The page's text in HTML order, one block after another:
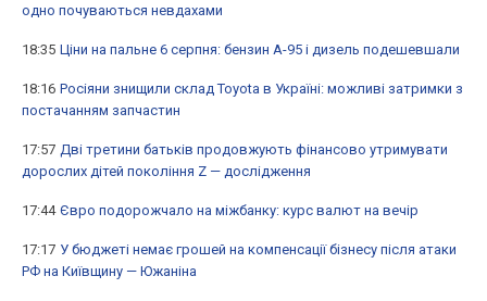
одно почуваються невдахами
18:35 Ціни на пальне 6 серпня: бензин А-95 і дизель подешевшали
18:16 Росіяни знищили склад Toyota в Україні: можливі затримки з
постачанням запчастин
17:57 Дві третини батьків продовжують фінансово утримувати
дорослих дітей покоління Z — дослідження
17:44 Євро подорожчало на міжбанку: курс валют на вечір
17:17 У бюджеті немає грошей на компенсації бізнесу після атаки
РФ на Київщину — Южаніна